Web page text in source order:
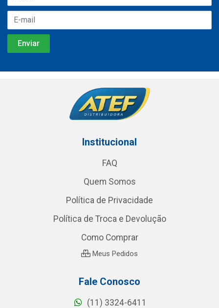
Institucional
FAQ
Quem Somos
Política de Privacidade
Política de Troca e Devolução
Como Comprar
Meus Pedidos
Fale Conosco
(11) 3324-6411